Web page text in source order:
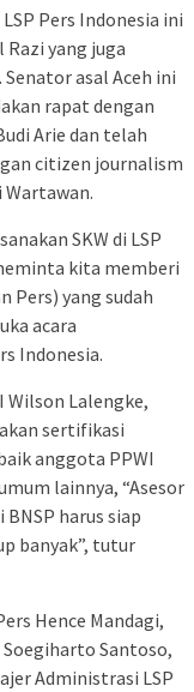
Pers Indonesia ini
yang juga
asal Aceh ini
rapat dengan
Arie dan telah
citizen journalism
SKW di LSP
kita memberi
Pers) yang sudah
acara
Indonesia.
Wilson Lalengke,
sertifikasi
anggota PPWI
lainnya, “Asesor
harus siap
banyak”, tutur
Hence Mandagi,
Santoso,
Administrasi LSP